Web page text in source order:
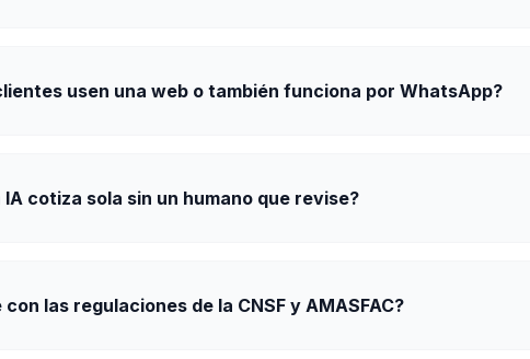
usen una web o también funciona por WhatsApp?
IA cotiza sola sin un humano que revise?
con las regulaciones de la CNSF y AMASFAC?